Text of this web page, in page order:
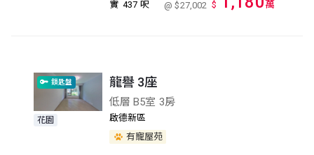
實 437 呎 @ $27,002 $ 萬
鎖匙盤
花園
龍譽 3座
低層 B5室 3房
啟德新區
有寵屋苑